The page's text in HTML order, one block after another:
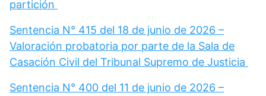
partición
Sentencia N° 415 del 18 de junio de 2026 –
Valoración probatoria por parte de la Sala de
Casación Civil del Tribunal Supremo de Justicia
Sentencia N° 400 del 11 de junio de 2026 –